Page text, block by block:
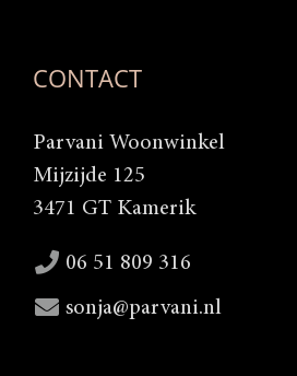
CONTACT
Parvani Woonwinkel
Mijzijde 125
3471 GT Kamerik
06 51 809 316
sonja@parvani.nl